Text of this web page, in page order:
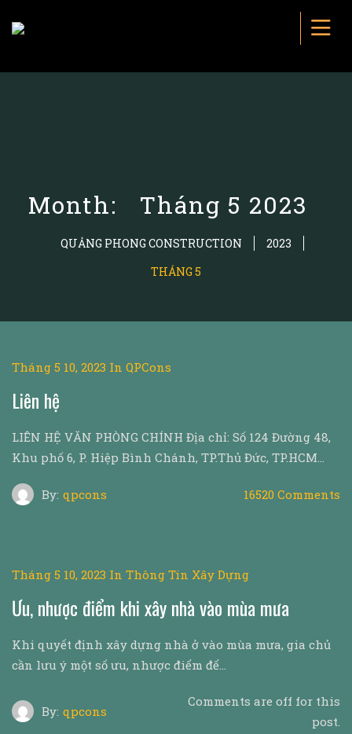
Month: Tháng 5 2023
QUẢNG PHONG CONSTRUCTION
2023
THÁNG 5
Tháng 5 10, 2023 In QPCons
Liên hệ
LIÊN HỆ VĂN PHÒNG CHÍNH Địa chỉ: Số 124 Đường 48,
Khu phố 6, P. Hiệp Bình Chánh, TP.Thủ Đức, TP.HCM…
By: qpcons 16520 Comments
Tháng 5 10, 2023 In Thông Tin Xây Dựng
Ưu, nhược điểm khi xây nhà vào mùa mưa
Khi quyết định xây dựng nhà ở vào mùa mưa, gia chủ
cần lưu ý một số ưu, nhược điểm để…
By: qpcons
Comments are off for this
post.